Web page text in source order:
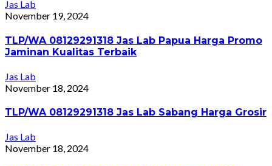
Jas Lab
November 19, 2024
TLP/WA 08129291318 Jas Lab Papua Harga Promo
Jaminan Kualitas Terbaik
Jas Lab
November 18, 2024
TLP/WA 08129291318 Jas Lab Sabang Harga Grosir
Jas Lab
November 18, 2024